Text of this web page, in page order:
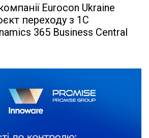
Eurocon Ukraine
переходу з 1С
365 Business Central